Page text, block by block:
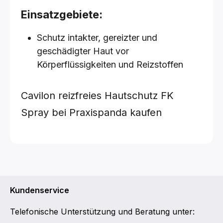
Einsatzgebiete:
Schutz intakter, gereizter und
geschädigter Haut vor
Körperflüssigkeiten und Reizstoffen
Cavilon reizfreies Hautschutz FK
Spray bei Praxispanda kaufen
Kundenservice
Telefonische Unterstützung und Beratung unter: